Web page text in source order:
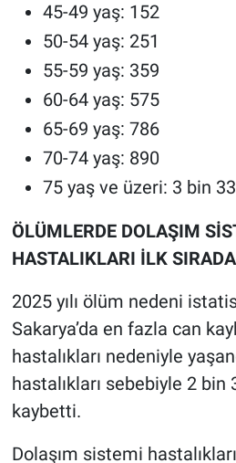
45-49 yaş: 152
50-54 yaş: 251
55-59 yaş: 359
60-64 yaş: 575
65-69 yaş: 786
70-74 yaş: 890
75 yaş ve üzeri: 3 bin
ÖLÜMLERDE DOLAŞIM
HASTALIKLARI İLK SIRADA
2025 yılı ölüm nedeni
Sakarya’da en fazla can
hastalıkları nedeniyle
hastalıkları sebebiyle 2 bin
kaybetti.
Dolaşım sistemi